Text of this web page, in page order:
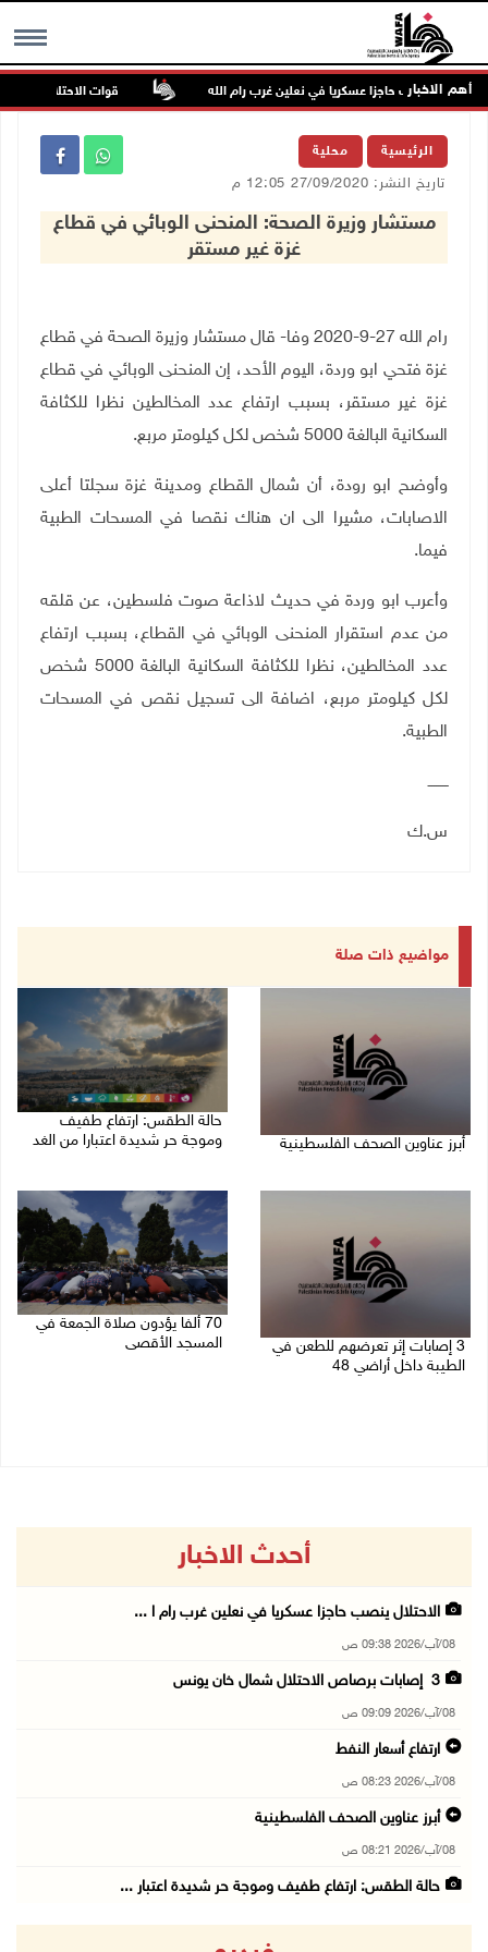
MENU أهم الاخبارينصب حاجزا عسكريا في نعلين غرب رام الله قوات الاحتلال تغلق
الرئيسية محلية
تاريخ النشر: 27/09/2020 12:05 م
مستشار وزيرة الصحة: المنحنى الوبائي في قطاع
غزة غير مستقر
رام الله 27-9-2020 وفا- قال مستشار وزيرة الصحة في قطاع
غزة فتحي ابو وردة، اليوم الأحد، إن المنحنى الوبائي في قطاع
غزة غير مستقر، بسبب ارتفاع عدد المخالطين نظرا للكثافة
السكانية البالغة 5000 شخص لكل كيلومتر مربع
.
وأوضح ابو رودة، أن شمال القطاع ومدينة غزة سجلتا أعلى
الاصابات، مشيرا الى ان هناك نقصا في المسحات الطبية
فيما.
وأعرب ابو وردة في حديث لاذاعة صوت فلسطين، عن قلقه
من عدم استقرار المنحنى الوبائي في القطاع، بسبب ارتفاع
عدد المخالطين، نظرا للكثافة السكانية البالغة 5000 شخص
لكل كيلومتر مربع، اضافة الى تسجيل نقص في المسحات
الطبية.
ـــــــــ
س.ك
مواضيع ذات صلة
أبرز عناوين الصحف الفلسطينية
حالة الطقس: ارتفاع طفيف
وموجة حر شديدة اعتبارا من الغد
3 إصابات إثر تعرضهم للطعن في
الطيبة داخل أراضي 48
70 ألفا يؤدون صلاة الجمعة في
المسجد الأقصى
أحدث الاخبار
الاحتلال ينصب حاجزا عسكريا في نعلين غرب رام ا ...
08/آب/2026 09:38 ص
3 إصابات برصاص الاحتلال شمال خان يونس
08/آب/2026 09:09 ص
ارتفاع أسعار النفط
08/آب/2026 08:23 ص
أبرز عناوين الصحف الفلسطينية
08/آب/2026 08:21 ص
حالة الطقس: ارتفاع طفيف وموجة حر شديدة اعتبار ...